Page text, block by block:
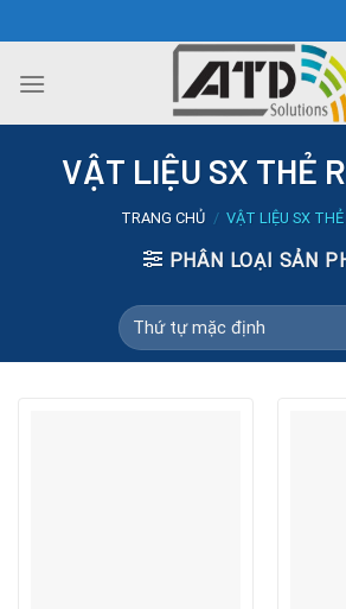
đến
nội
VẬT LIỆU SX THẺ
TRANG CHỦ / VẬT LIỆU SX THẺ
PHÂN LOẠI SẢN